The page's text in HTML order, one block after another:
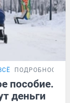
ПОДРОБНОСТИ
пособие.
деньги